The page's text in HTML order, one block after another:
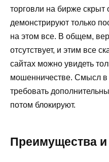
торговли на бирже скрыт
демонстрируют только
на этом все. В общем,
отсутствует, и этим все
сайтах можно увидеть
мошенничестве. Смысл в
требовать
потом блокируют.
Преимущества и